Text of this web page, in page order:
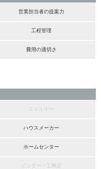
営業担当者の提案力
工程管理
費用の適切さ
エネルギー
ハウスメーカー
ホームセンター
ビルダー・工務店